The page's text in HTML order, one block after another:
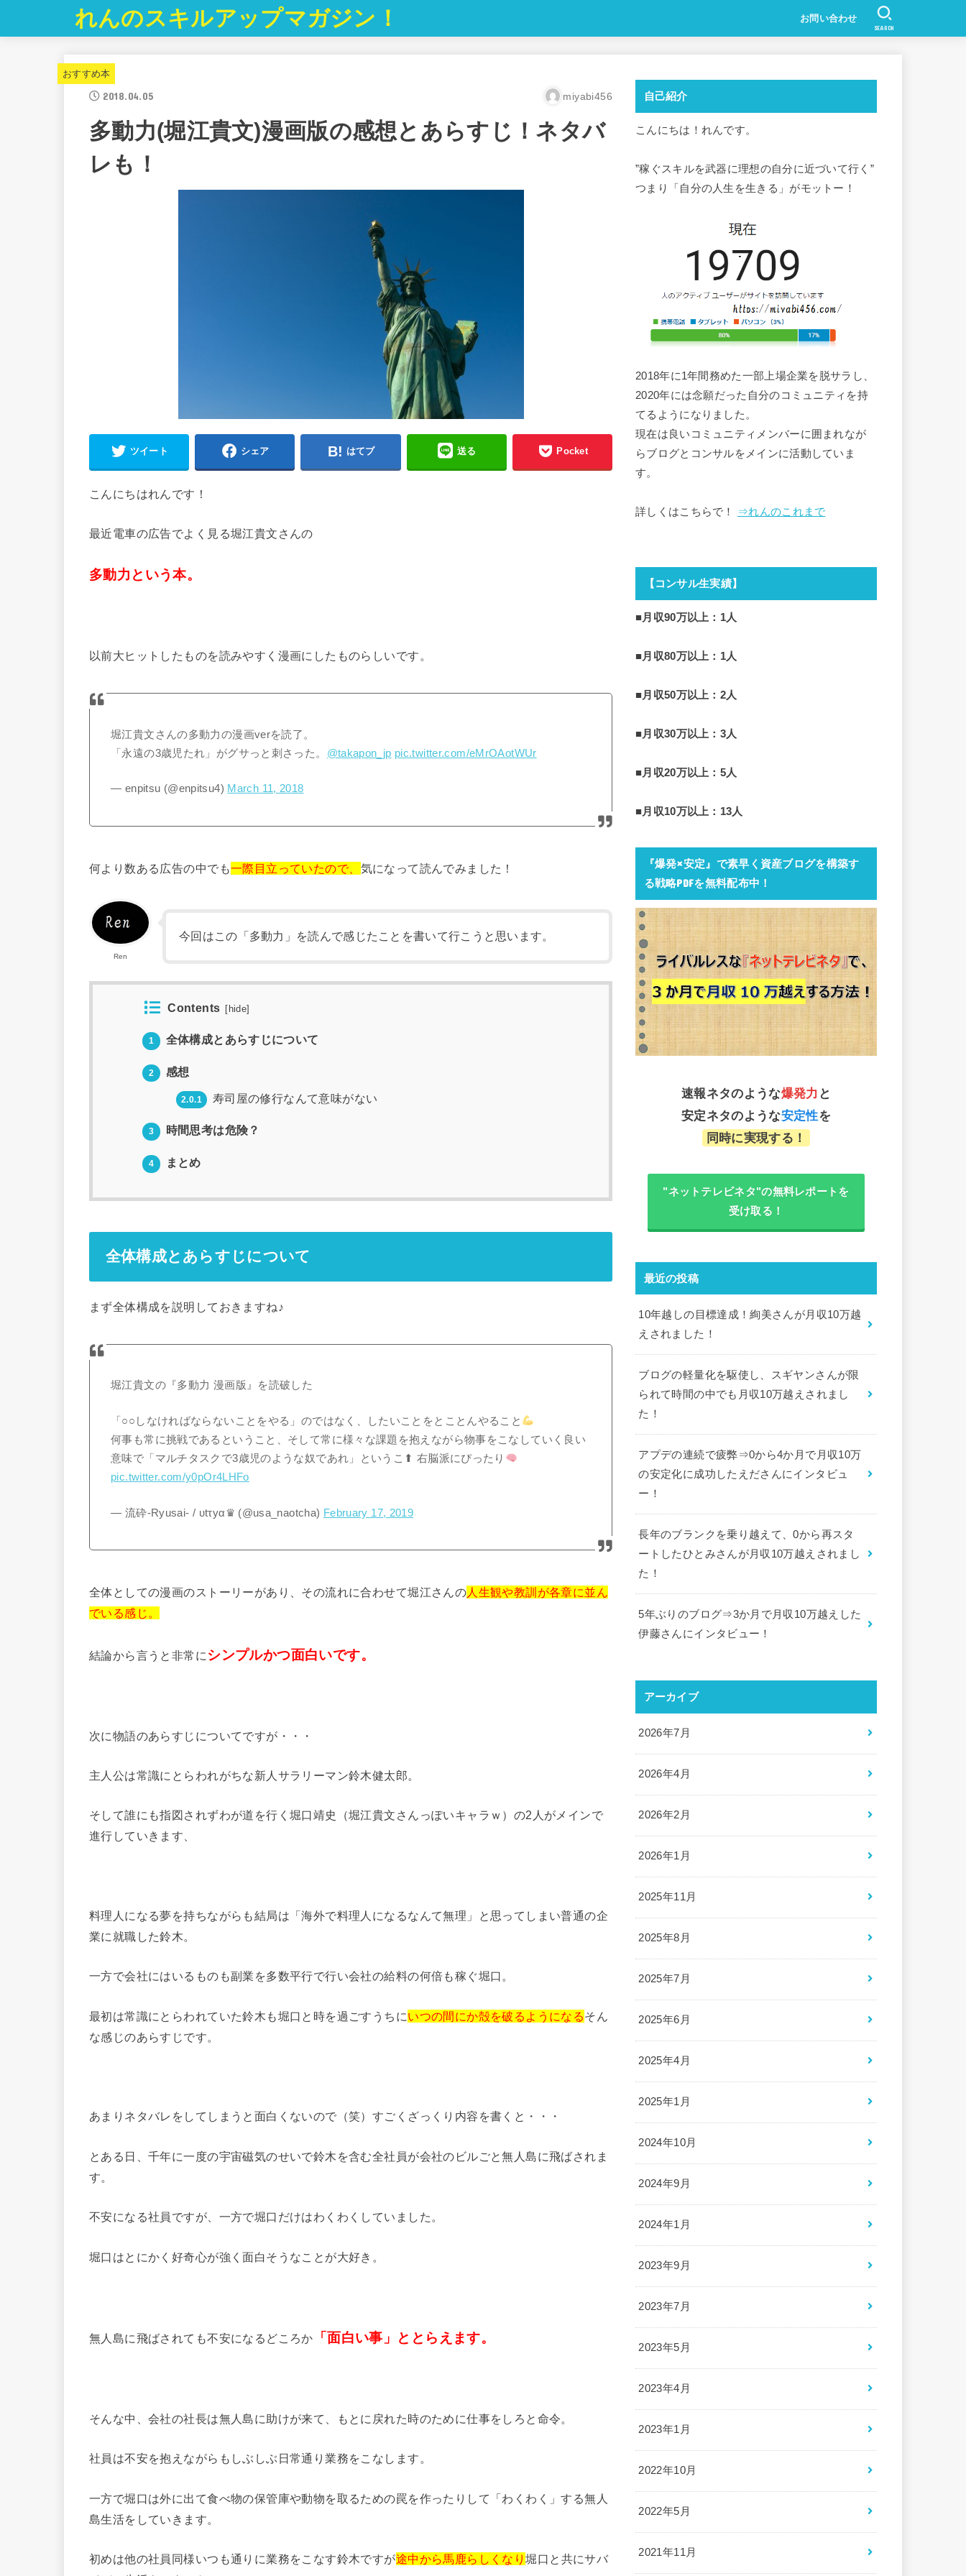
れんのスキルアップマガジン！ お問い合わせ
SEARCH
おすすめ本
2018.04.05 miyabi456
多動力(堀江貴文)漫画版の感想とあらすじ！ネタバ
レも！
ツイート シェア はてブ 送る Pocket
こんにちはれんです！
最近電車の広告でよく見る堀江貴文さんの
多動力という本。
以前大ヒットしたものを読みやすく漫画にしたものらしいです。
堀江貴文さんの多動力の漫画verを読了。
「永遠の3歳児たれ」がグサっと刺さった。 @takapon_jp pic.twitter.com/eMrOAotWUr
— enpitsu (@enpitsu4) March 11, 2018
何より数ある広告の中でも一際目立っていたので、 気になって読んでみました！
Ren
今回はこの「多動力」を読んで感じたことを書いて行こうと思います。
Contents [ hide]
1 全体構成とあらすじについて
2 感想
2.0.1 寿司屋の修行なんて意味がない
3 時間思考は危険？
4 まとめ
全体構成とあらすじについて
まず全体構成を説明しておきますね♪
堀江貴文の『多動力 漫画版』を読破した
「○○しなければならないことをやる」のではなく、したいことをとことんやること
何事も常に挑戦であるということ、そして常に様々な課題を抱えながら物事をこなしていく良い
意味で「マルチタスクで3歳児のような奴であれ」というこ⬆︎ 右脳派にぴったり
pic.twitter.com/y0pOr4LHFo
— 流砕-Ryusai- / υtτyα♛ (@usa_naotcha) February 17, 2019
全体としての漫画のストーリーがあり、その流れに合わせて堀江さんの人生観や教訓が各章に並ん
でいる感じ。
結論から言うと非常に シンプルかつ面白いです。
次に物語のあらすじについてですが・・・
主人公は常識にとらわれがちな新人サラリーマン鈴木健太郎。
そして誰にも指図されずわが道を行く堀口靖史（堀江貴文さんっぽいキャラｗ）の2人がメインで
進行していきます、
料理人になる夢を持ちながらも結局は「海外で料理人になるなんて無理」と思ってしまい普通の企
業に就職した鈴木。
一方で会社にはいるものも副業を多数平行で行い会社の給料の何倍も稼ぐ堀口。
最初は常識にとらわれていた鈴木も堀口と時を過ごすうちにいつの間にか殻を破るようになるそん
な感じのあらすじです。
あまりネタバレをしてしまうと面白くないので（笑）すごくざっくり内容を書くと・・・
とある日、千年に一度の宇宙磁気のせいで鈴木を含む全社員が会社のビルごと無人島に飛ばされま
す。
不安になる社員ですが、一方で堀口だけはわくわくしていました。
堀口はとにかく好奇心が強く面白そうなことが大好き。
無人島に飛ばされても不安になるどころか 「面白い事」ととらえます。
そんな中、会社の社長は無人島に助けが来て、もとに戻れた時のために仕事をしろと命令。
社員は不安を抱えながらもしぶしぶ日常通り業務をこなします。
一方で堀口は外に出て食べ物の保管庫や動物を取るための罠を作ったりして「わくわく」する無人
島生活をしていきます。
初めは他の社員同様いつも通りに業務をこなす鈴木ですが途中から馬鹿らしくなり堀口と共にサバ
自己紹介
こんにちは！れんです。
”稼ぐスキルを武器に理想の自分に近づいて行く”
つまり「自分の人生を生きる」がモットー！
2018年に1年間務めた一部上場企業を脱サラし、
2020年には念願だった自分のコミュニティを持
てるようになりました。
現在は良いコミュニティメンバーに囲まれなが
らブログとコンサルをメインに活動していま
す。
詳しくはこちらで！ ⇒れんのこれまで
【コンサル生実績】
■月収90万以上：1人
■月収80万以上：1人
■月収50万以上：2人
■月収30万以上：3人
■月収20万以上：5人
■月収10万以上：13人
『爆発×安定』で素早く資産ブログを構築す
る戦略PDFを無料配布中！
速報ネタのような爆発力 と
安定ネタのような安定性を
同時に実現する！
"ネットテレビネタ"の無料レポートを
受け取る！
最近の投稿
10年越しの目標達成！絢美さんが月収10万越
えされました！
ブログの軽量化を駆使し、スギヤンさんが限
られて時間の中でも月収10万越えされまし
た！
アプデの連続で疲弊⇒0から4か月で月収10万
の安定化に成功したえださんにインタビュ
ー！
長年のブランクを乗り越えて、0から再スタ
ートしたひとみさんが月収10万越えされまし
た！
5年ぶりのブログ⇒3か月で月収10万越えした
伊藤さんにインタビュー！
アーカイブ
2026年7月
2026年4月
2026年2月
2026年1月
2025年11月
2025年8月
2025年7月
2025年6月
2025年4月
2025年1月
2024年10月
2024年9月
2024年1月
2023年9月
2023年7月
2023年5月
2023年4月
2023年1月
2022年10月
2022年5月
2021年11月